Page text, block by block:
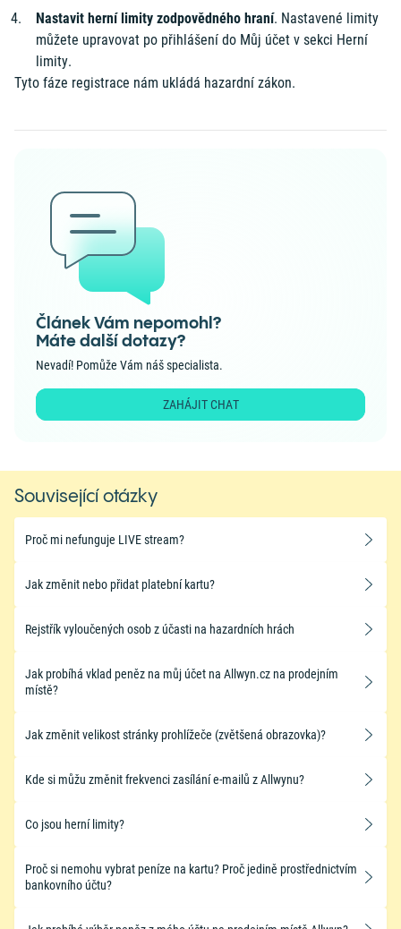
Nastavit herní limity zodpovědného hraní. Nastavené limity
můžete upravovat po přihlášení do Můj účet v sekci Herní
limity.
Tyto fáze registrace nám ukládá hazardní zákon.
Článek Vám nepomohl?
Máte další dotazy?
Nevadí! Pomůže Vám náš specialista.
ZAHÁJIT CHAT
Související otázky
​Proč mi nefunguje LIVE stream?
Jak změnit nebo přidat platební kartu?
Rejstřík vyloučených osob z účasti na hazardních hrách
Jak probíhá vklad peněz na můj účet na Allwyn.cz na prodejním
místě?
Jak změnit velikost stránky prohlížeče (zvětšená obrazovka)?
Kde si můžu změnit frekvenci zasílání e-mailů z Allwynu?
Co jsou herní limity?
Proč si nemohu vybrat peníze na kartu? Proč jedině prostřednictvím
bankovního účtu?